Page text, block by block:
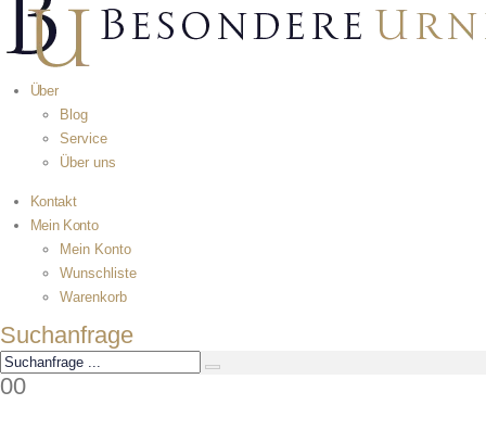
Über
Blog
Service
Über uns
Kontakt
Mein Konto
Mein Konto
Wunschliste
Warenkorb
Suchanfrage
00